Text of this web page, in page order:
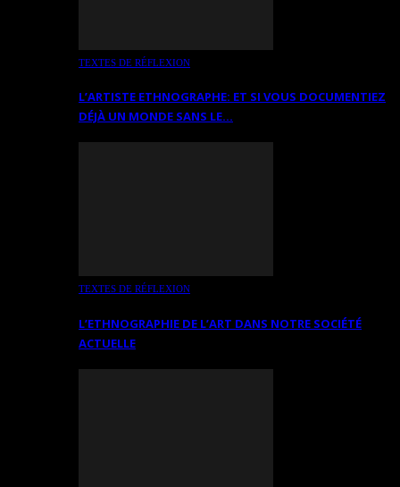
TEXTES DE RÉFLEXION
L’ARTISTE ETHNOGRAPHE: ET SI VOUS DOCUMENTIEZ
DÉJÀ UN MONDE SANS LE…
TEXTES DE RÉFLEXION
L’ETHNOGRAPHIE DE L’ART DANS NOTRE SOCIÉTÉ
ACTUELLE